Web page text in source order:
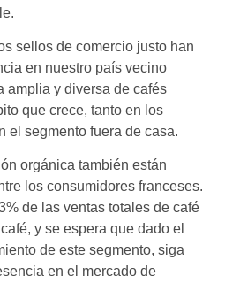
sellos de comercio justo han
en nuestro país vecino
amplia y diversa de cafés
que crece, tanto en los
el segmento fuera de casa.
orgánica también están
los consumidores franceses.
de las ventas totales de café
y se espera que dado el
de este segmento, siga
en el mercado de